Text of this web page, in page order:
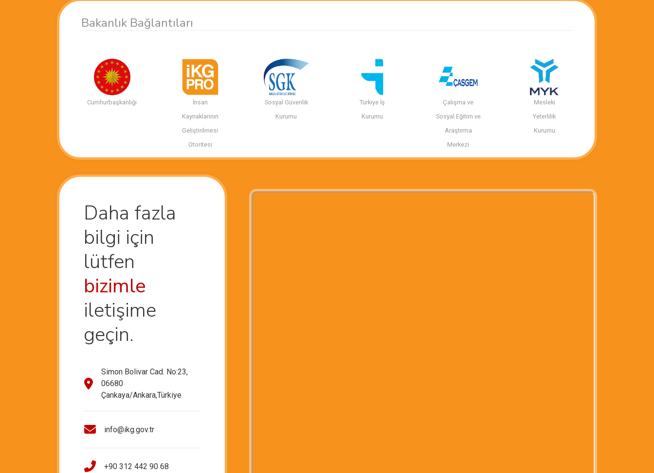
Bakanlık Bağlantıları
Cumhurbaşkanlığı
İnsan
Kaynaklarının
Geliştirilmesi
Otoritesi
Sosyal Güvenlik
Kurumu
Türkiye İş
Kurumu
Çalışma ve
Sosyal Eğitim ve
Araştırma
Merkezi
Mesleki
Yeterlilik
Kurumu
Daha fazla
bilgi için
lütfen
bizimle
iletişime
geçin.
Simon Bolivar Cad. No:23,
06680
Çankaya/Ankara,Türkiye
info@ikg.gov.tr
+90 312 442 90 68